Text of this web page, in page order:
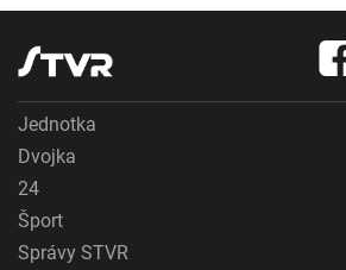
Jednotka
Dvojka
24
Šport
Správy STVR